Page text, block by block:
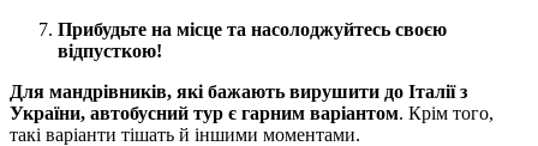
Прибудьте на місце та насолоджуйтесь своєю
відпусткою!
Для мандрівників, які бажають вирушити до Італії з
України, автобусний тур є гарним варіантом. Крім того,
такі варіанти тішать й іншими моментами.